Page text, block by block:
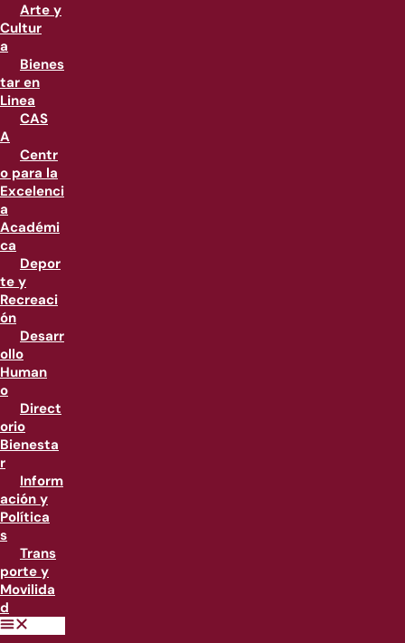
Arte y
Cultur
a
Bienes
tar en
Linea
CAS
A
Centr
o para la
Excelenci
a
Académi
ca
Depor
te y
Recreaci
ón
Desarr
ollo
Human
o
Direct
orio
Bienesta
r
Inform
ación y
Política
s
Trans
porte y
Movilida
d